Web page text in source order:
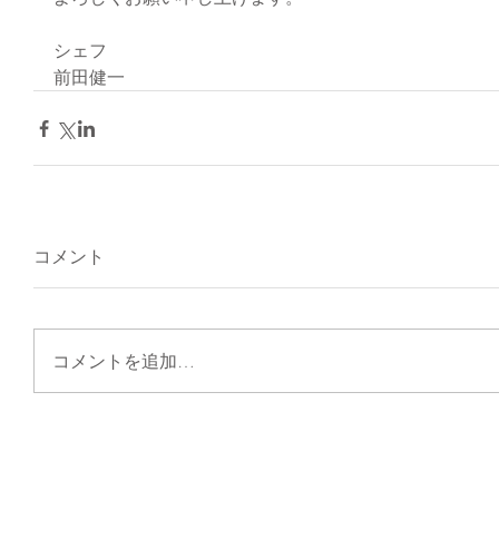
シェフ
前田健一
コメント
コメントを追加…